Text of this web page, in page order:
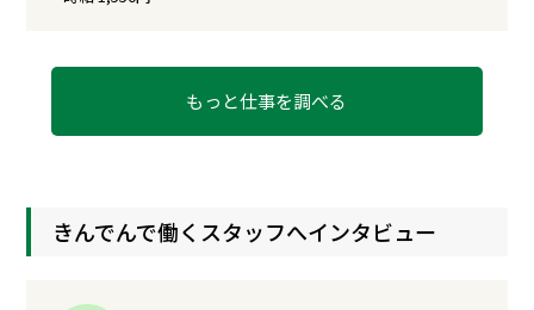
もっと仕事を調べる
きんでんで働くスタッフへインタビュー